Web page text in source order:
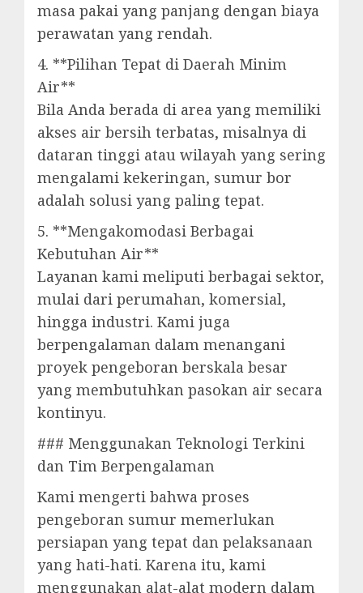
masa pakai yang panjang dengan biaya
perawatan yang rendah.
4. **Pilihan Tepat di Daerah Minim
Air**
Bila Anda berada di area yang memiliki
akses air bersih terbatas, misalnya di
dataran tinggi atau wilayah yang sering
mengalami kekeringan, sumur bor
adalah solusi yang paling tepat.
5. **Mengakomodasi Berbagai
Kebutuhan Air**
Layanan kami meliputi berbagai sektor,
mulai dari perumahan, komersial,
hingga industri. Kami juga
berpengalaman dalam menangani
proyek pengeboran berskala besar
yang membutuhkan pasokan air secara
kontinyu.
### Menggunakan Teknologi Terkini
dan Tim Berpengalaman
Kami mengerti bahwa proses
pengeboran sumur memerlukan
persiapan yang tepat dan pelaksanaan
yang hati-hati. Karena itu, kami
menggunakan alat-alat modern dalam